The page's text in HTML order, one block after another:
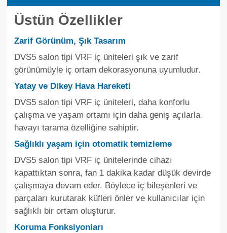
Üstün Özellikler
Zarif Görünüm, Şık Tasarım
DVS5 salon tipi VRF iç üniteleri şık ve zarif
görünümüyle iç ortam dekorasyonuna uyumludur.
Yatay ve Dikey Hava Hareketi
DVS5 salon tipi VRF iç üniteleri, daha konforlu
çalışma ve yaşam ortamı için daha geniş açılarla
havayı tarama özelliğine sahiptir.
Sağlıklı yaşam için otomatik temizleme
DVS5 salon tipi VRF iç ünitelerinde cihazı
kapattıktan sonra, fan 1 dakika kadar düşük devirde
çalışmaya devam eder. Böylece iç bileşenleri ve
parçaları kurutarak küfleri önler ve kullanıcılar için
sağlıklı bir ortam oluşturur.
Koruma Fonksiyonları